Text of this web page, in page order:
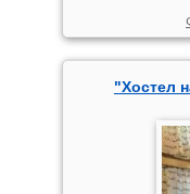
"Хостел